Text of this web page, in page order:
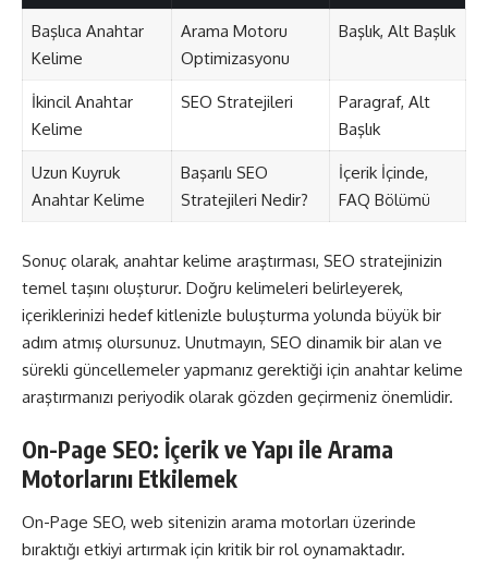
Başlıca Anahtar
Kelime
Arama Motoru
Optimizasyonu
Başlık, Alt Başlık
İkincil Anahtar
Kelime
SEO Stratejileri
Paragraf, Alt
Başlık
Uzun Kuyruk
Anahtar Kelime
Başarılı SEO
Stratejileri Nedir?
İçerik İçinde,
FAQ Bölümü
Sonuç olarak, anahtar kelime araştırması, SEO stratejinizin
temel taşını oluşturur. Doğru kelimeleri belirleyerek,
içeriklerinizi hedef kitlenizle buluşturma yolunda büyük bir
adım atmış olursunuz. Unutmayın, SEO dinamik bir alan ve
sürekli güncellemeler yapmanız gerektiği için anahtar kelime
araştırmanızı periyodik olarak gözden geçirmeniz önemlidir.
On-Page SEO: İçerik ve Yapı ile Arama
Motorlarını Etkilemek
On-Page SEO, web sitenizin arama motorları üzerinde
bıraktığı etkiyi artırmak için kritik bir rol oynamaktadır.